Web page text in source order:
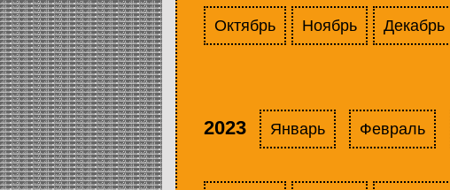
Октябрь Ноябрь Декабрь
2023 Январь Февраль